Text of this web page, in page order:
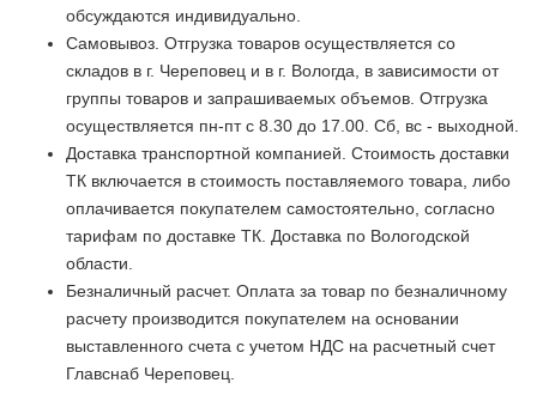
обсуждаются индивидуально.
Самовывоз. Отгрузка товаров осуществляется со
складов в г. Череповец и в г. Вологда, в зависимости от
группы товаров и запрашиваемых объемов. Отгрузка
осуществляется пн-пт с 8.30 до 17.00. Сб, вс - выходной.
Доставка транспортной компанией. Стоимость доставки
ТК включается в стоимость поставляемого товара, либо
оплачивается покупателем самостоятельно, согласно
тарифам по доставке ТК. Доставка по Вологодской
области.
Безналичный расчет. Оплата за товар по безналичному
расчету производится покупателем на основании
выставленного счета с учетом НДС на расчетный счет
Главснаб Череповец.